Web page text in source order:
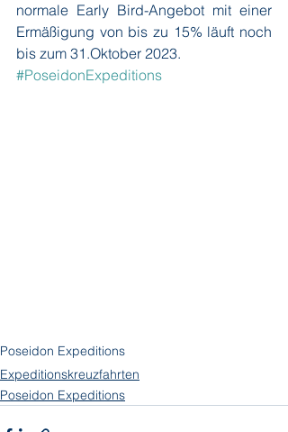
normale Early Bird-Angebot mit einer
Ermäßigung von bis zu 15% läuft noch
bis zum 31.Oktober 2023.
#PoseidonExpeditions
Poseidon Expeditions
Expeditionskreuzfahrten
Poseidon Expeditions